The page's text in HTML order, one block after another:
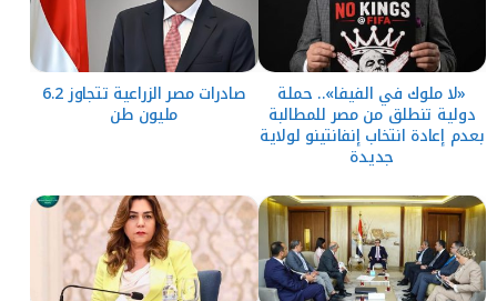
«لا ملوك في الفيفا».. حملة
دولية تنطلق من مصر للمطالبة
بعدم إعادة انتخاب إنفانتينو لولاية
جديدة
صادرات مصر الزراعية تتجاوز 6.2
مليون طن